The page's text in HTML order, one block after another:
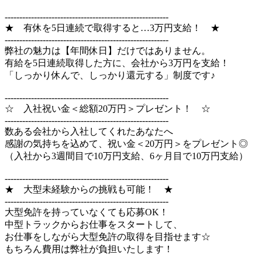
--------------------------------------------------------
★ 有休を5日連続で取得すると…3万円支給！ ★
--------------------------------------------------------
弊社の魅力は【年間休日】だけではありません。
有給を5日連続取得した方に、会社から3万円を支給！
「しっかり休んで、しっかり還元する」制度です♪
--------------------------------------------------------
☆ 入社祝い金＜総額20万円＞プレゼント！ ☆
--------------------------------------------------------
数ある会社から入社してくれたあなたへ
感謝の気持ちを込めて、祝い金＜20万円＞をプレゼント◎
（入社から3週間目で10万円支給、6ヶ月目で10万円支給）
--------------------------------------------------------
★ 大型未経験からの挑戦も可能！ ★
--------------------------------------------------------
大型免許を持っていなくても応募OK！
中型トラックからお仕事をスタートして、
お仕事をしながら大型免許の取得を目指せます☆
もちろん費用は弊社が負担いたします！